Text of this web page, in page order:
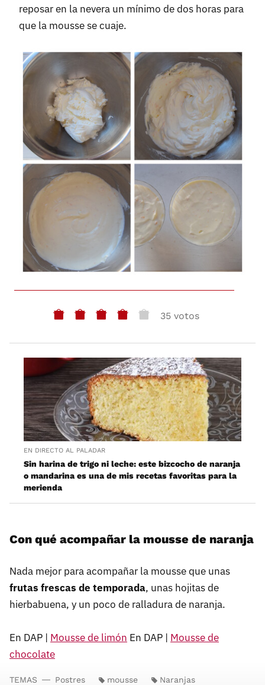
reposar en la nevera un mínimo de dos horas para
que la mousse se cuaje.
35 votos
EN DIRECTO AL PALADAR
Sin harina de trigo ni leche: este bizcocho de naranja
o mandarina es una de mis recetas favoritas para la
merienda
Con qué acompañar la mousse de naranja
Nada mejor para acompañar la mousse que unas
frutas frescas de temporada, unas hojitas de
hierbabuena, y un poco de ralladura de naranja.
En DAP | Mousse de limón En DAP | Mousse de
chocolate
TEMAS Postres mousse Naranjas